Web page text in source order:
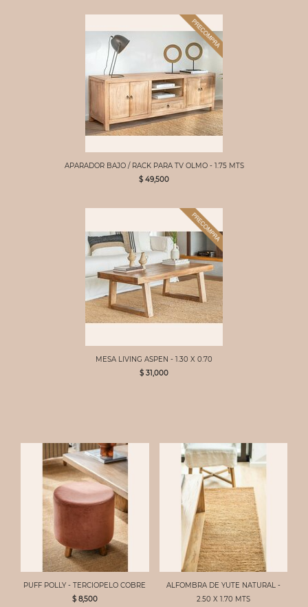
APARADOR BAJO / RACK PARA TV OLMO - 1.75 MTS
$ 49,500
MESA LIVING ASPEN - 1.30 X 0.70
$ 31,000
PUFF POLLY - TERCIOPELO COBRE
$ 8,500
ALFOMBRA DE YUTE NATURAL -
2.50 X 1.70 MTS